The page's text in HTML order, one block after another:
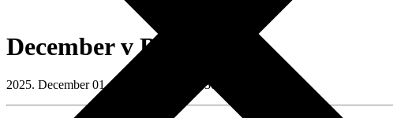
December v Babaklube
2025. December 01. - 2025. December 30.